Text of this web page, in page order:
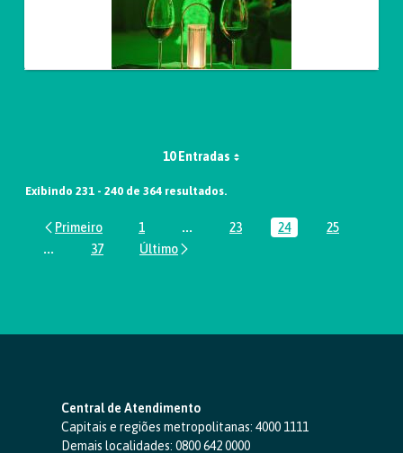
10 Entradas
Exibindo 231 - 240 de 364 resultados.
Página
1 ...Páginas intermediárias Usar ABA
Página
23 Página
24 Página
25
...Páginas intermediárias Usar ABA para navegar.
Página
37
Central de Atendimento
Capitais e regiões metropolitanas: 4000 1111
Demais localidades: 0800 642 0000